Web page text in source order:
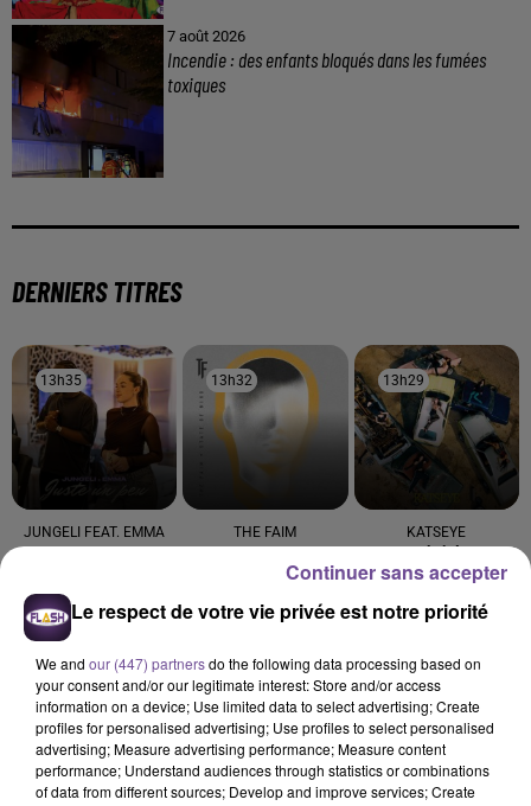
7 août 2026
Incendie : des enfants bloqués dans les fumées
toxiques
DERNIERS TITRES
13h35
13h35
JUNGELI FEAT. EMMA
Juste Un Peu
13h32
13h32
THE FAIM
Humans
13h29
13h29
KATSEYE
Gabriela
13h26
13h26
AMIR
A L'imparfaite
13h21
13h21
DJO
End Of Beginning
13h18
13h18
JULIEN LIEB
Autrement
Le respect de votre vie privée est notre priorité
We and our (447) partnersdo the following data processing based on
your consent and/or our legitimate interest: Store and/or access
information on a device; Use limited data to select advertising; Create
profiles for personalised advertising; Use profiles to select personalised
advertising; Measure advertising performance; Measure content
performance; Understand audiences through statistics or combinations
of data from different sources; Develop and improve services; Create
Continuer sans accepter